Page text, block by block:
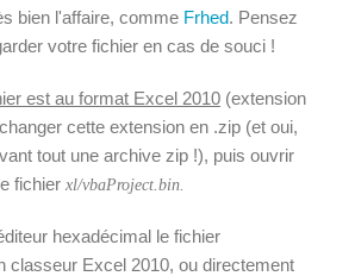
bien l'affaire, comme Frhed. Pensez
votre fichier en cas de souci !
est au format Excel 2010 (extension
cette extension en .zip (et oui,
tout une archive zip !), puis ouvrir
fichier xl/vbaProject.bin.
hexadécimal le fichier
classeur Excel 2010, ou directement